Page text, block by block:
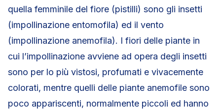
quella femminile del fiore (pistilli) sono gli insetti
(impollinazione entomofila) ed il vento
(impollinazione anemofila). I fiori delle piante in
cui l’impollinazione avviene ad opera degli insetti
sono per lo più vistosi, profumati e vivacemente
colorati, mentre quelli delle piante anemofile sono
poco appariscenti, normalmente piccoli ed hanno